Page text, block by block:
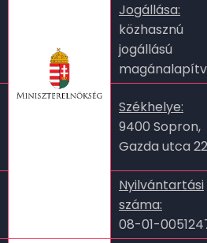
Jogállása:
közhasznú
jogállású
Székhelye:
9400 Sopron,
Gazda utca
Nyilvántartási
száma:
08-01-